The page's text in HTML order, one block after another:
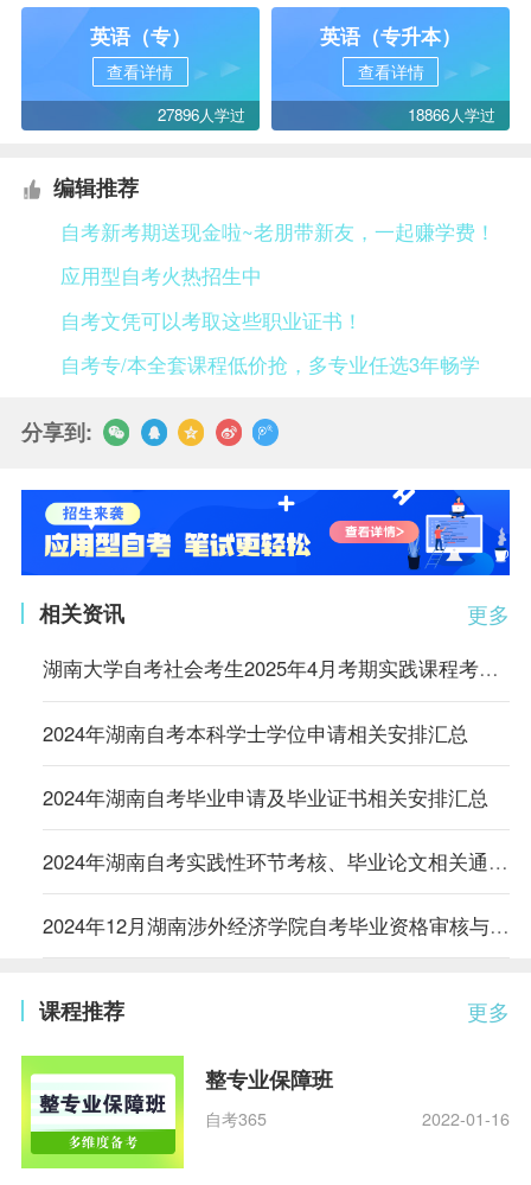
英语（专）
查看详情
27896人学过
英语（专升本）
查看详情
18866人学过
编辑推荐
自考新考期送现金啦~老朋带新友，一起赚学费！
应用型自考火热招生中
自考文凭可以考取这些职业证书！
自考专/本全套课程低价抢，多专业任选3年畅学
分享到:
更多
相关资讯
湖南大学自考社会考生2025年4月考期实践课程考核安排的通知
2024年湖南自考本科学士学位申请相关安排汇总
2024年湖南自考毕业申请及毕业证书相关安排汇总
2024年湖南自考实践性环节考核、毕业论文相关通知汇总
2024年12月湖南涉外经济学院自考毕业资格审核与办证工作的通知
更多
课程推荐
整专业保障班
自考365 2022-01-16